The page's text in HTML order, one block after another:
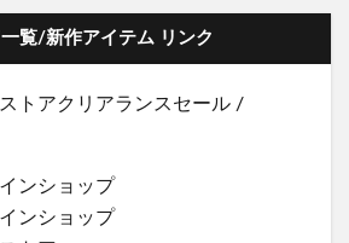
覧/新作アイテム リンク
トアクリアランスセール /
ンショップ
ンショップ